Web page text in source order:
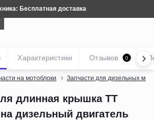
Бесплатная доставка
на мотоблоки Запчасти для дизельных
длинная крышка TT
дизельный двигатель
Характеристики Отзывов 0